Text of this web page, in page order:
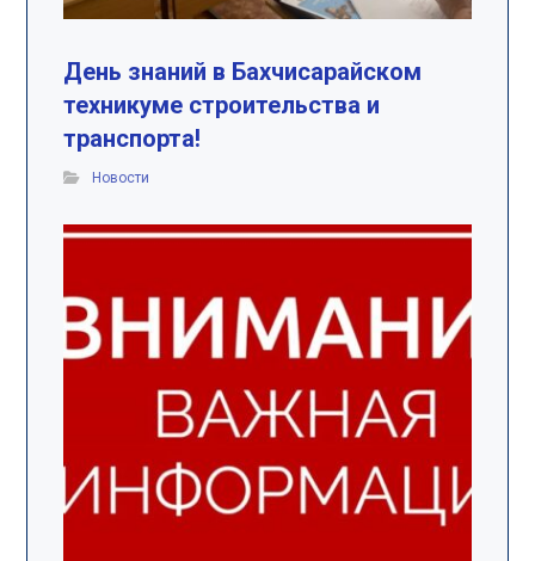
День знаний в Бахчисарайском
техникуме строительства и
транспорта!
Новости